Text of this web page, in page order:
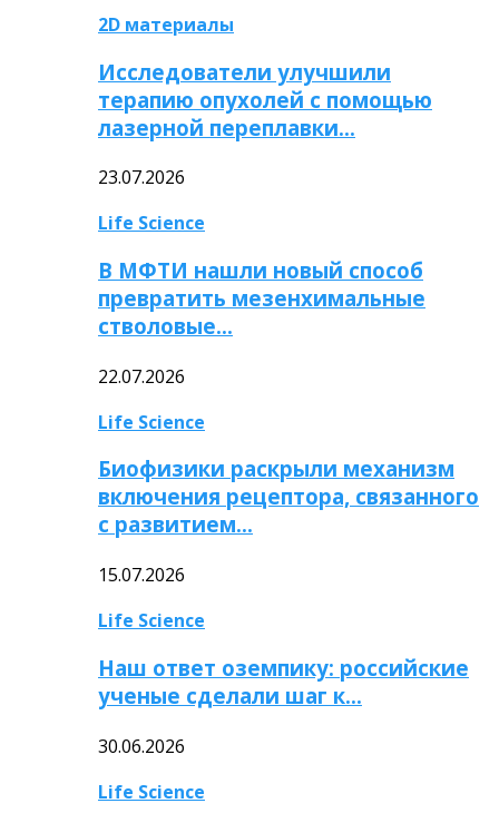
2D материалы
Исследователи улучшили
терапию опухолей с помощью
лазерной переплавки…
23.07.2026
Life Science
В МФТИ нашли новый способ
превратить мезенхимальные
стволовые…
22.07.2026
Life Science
Биофизики раскрыли механизм
включения рецептора, связанного
с развитием…
15.07.2026
Life Science
Наш ответ оземпику: российские
ученые сделали шаг к…
30.06.2026
Life Science